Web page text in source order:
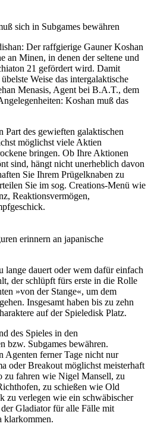
sich in Subgames bewähren
Der raffgierige Gauner Koshan
an Minen, in denen der seltene und
21 gefördert wird. Damit
Weise das intergalaktische
Menasis, Agent bei B.A.T., dem
Koshan muß das
Part des gewieften galaktischen
möglichst viele Aktien
bringen. Ob Ihre Aktionen
sind, hängt nicht unerheblich davon
Sie Ihrem Prügelknaben zu
Sie im sog. Creations-Menü wie
Reaktionsvermögen,
erinnern an japanische
lange dauert oder wem dafür einfach
der schlüpft fürs erste in die Rolle
»von der Stange«, um dem
Insgesamt haben bis zu zehn
auf der Spieledisk Platz.
des Spieles in den
bzw. Subgames bewähren.
Agenten ferner Tage nicht nur
oder Breakout möglichst meisterhaft
zu fahren wie Nigel Mansell, zu
zu schießen wie Old
zu verlegen wie ein schwäbischer
Gladiator für alle Fälle mit
klarkommen.